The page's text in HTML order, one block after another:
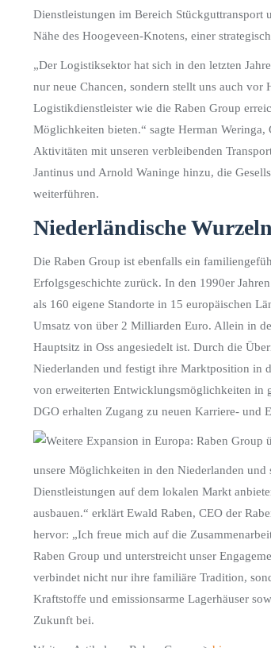
Dienstleistungen im Bereich Stückguttransport
Nähe des Hoogeveen-Knotens, einer
„Der Logistiksektor hat sich in den letzten
nur neue Chancen, sondern stellt uns auch
Logistikdienstleister wie die Raben Group
Möglichkeiten bieten.“ sagte Herman
Aktivitäten mit unseren verbleibenden
Jantinus und Arnold Waninge hinzu, die
weiterführen.
Niederländische
Die Raben Group ist ebenfalls ein
Erfolgsgeschichte zurück. In den 1990er
als 160 eigene Standorte in 15 europäischen
Umsatz von über 2 Milliarden Euro. Allein in
Hauptsitz in Oss angesiedelt ist. Durch die
Niederlanden und festigt ihre Marktposition in
von erweiterten Entwicklungsmöglichkeiten in
DGO erhalten Zugang zu neuen Karriere- und
unsere Möglichkeiten in den Niederlanden
Dienstleistungen auf dem lokalen Markt
ausbauen.“ erklärt Ewald Raben, CEO der
hervor: „Ich freue mich auf die
Raben Group und unterstreicht unser
verbindet nicht nur ihre familiäre Tradition,
Kraftstoffe und emissionsarme Lagerhäuser
Zukunft bei.